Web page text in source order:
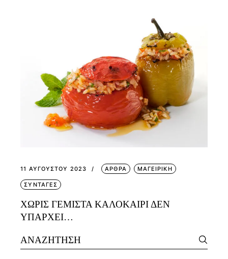
11 ΑΥΓΟΎΣΤΟΥ 2023 ΑΡΘΡΑ ΜΑΓΕΙΡΙΚΗ
ΣΥΝΤΑΓΕΣ
ΧΩΡΙΣ ΓΕΜΙΣΤΑ ΚΑΛΟΚΑΙΡΙ ΔΕΝ
ΥΠΑΡΧΕΙ…
Search
for: